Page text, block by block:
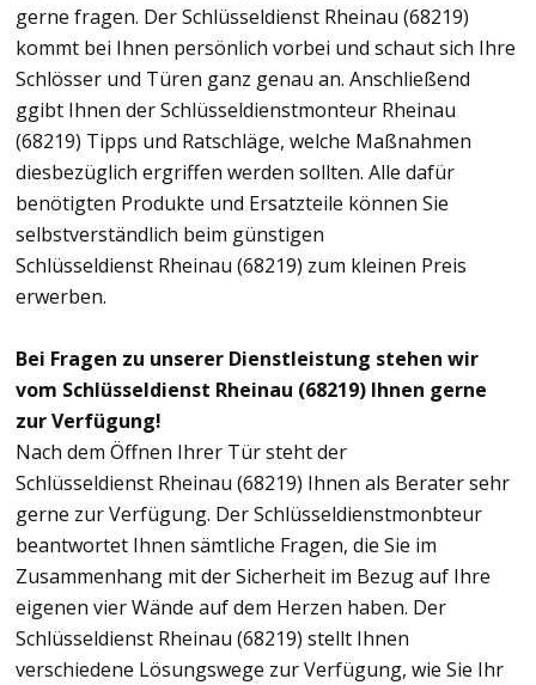
gerne fragen. Der Schlüsseldienst Rheinau (68219)
kommt bei Ihnen persönlich vorbei und schaut sich Ihre
Schlösser und Türen ganz genau an. Anschließend
ggibt Ihnen der Schlüsseldienstmonteur Rheinau
(68219) Tipps und Ratschläge, welche Maßnahmen
diesbezüglich ergriffen werden sollten. Alle dafür
benötigten Produkte und Ersatzteile können Sie
selbstverständlich beim günstigen
Schlüsseldienst Rheinau (68219) zum kleinen Preis
erwerben.
Bei Fragen zu unserer Dienstleistung stehen wir
vom Schlüsseldienst Rheinau (68219) Ihnen gerne
zur Verfügung!
Nach dem Öffnen Ihrer Tür steht der
Schlüsseldienst Rheinau (68219) Ihnen als Berater sehr
gerne zur Verfügung. Der Schlüsseldienstmonbteur
beantwortet Ihnen sämtliche Fragen, die Sie im
Zusammenhang mit der Sicherheit im Bezug auf Ihre
eigenen vier Wände auf dem Herzen haben. Der
Schlüsseldienst Rheinau (68219) stellt Ihnen
verschiedene Lösungswege zur Verfügung, wie Sie Ihr